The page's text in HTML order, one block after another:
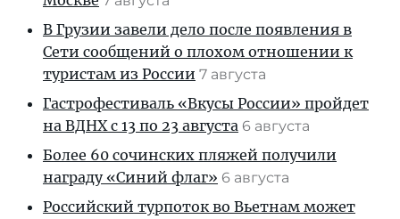
В Грузии завели дело после появления в
Сети сообщений о плохом отношении к
туристам из России 7 августа
Гастрофестиваль «Вкусы России» пройдет
на ВДНХ с 13 по 23 августа 6 августа
Более 60 сочинских пляжей получили
награду «Синий флаг» 6 августа
Российский турпоток во Вьетнам может